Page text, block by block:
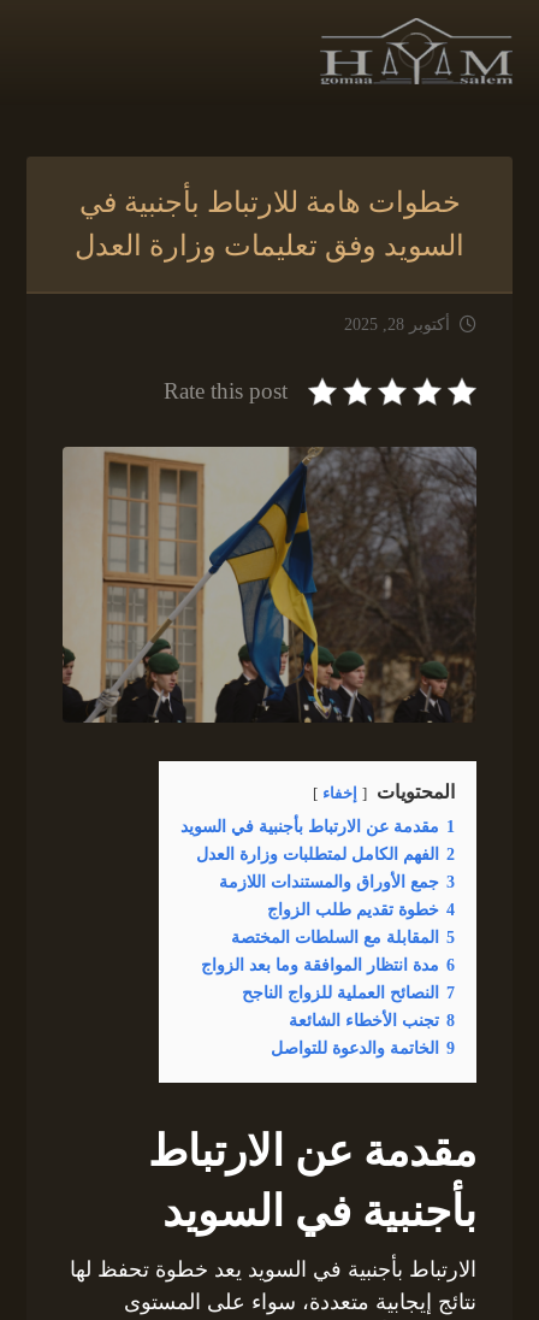
خطوات هامة للارتباط بأجنبية في
السويد وفق تعليمات وزارة العدل
أكتوبر 28, 2025
Rate this post
المحتويات إخفاء
1 مقدمة عن الارتباط بأجنبية في السويد
2
الفهم الكامل لمتطلبات وزارة العدل
3 جمع الأوراق والمستندات اللازمة
4 خطوة تقديم طلب الزواج
5
المقابلة مع السلطات المختصة
6 مدة انتظار الموافقة وما بعد الزواج
7
النصائح العملية للزواج الناجح
8 تجنب الأخطاء الشائعة
9
الخاتمة والدعوة للتواصل
مقدمة عن الارتباط
بأجنبية في السويد
الارتباط بأجنبية في السويد يعد خطوة تحفظ لها
نتائج إيجابية متعددة، سواء على المستوى